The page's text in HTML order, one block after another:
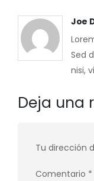
Joe
Sed
nisi,
Deja una
Tu dirección
Comentario *